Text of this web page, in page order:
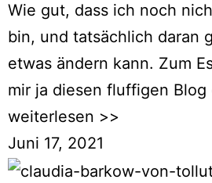
Wie gut, dass ich noch
bin, und tatsächlich daran
etwas ändern kann. Zum
mir ja diesen fluffigen
weiterlesen >>
Juni 17, 2021